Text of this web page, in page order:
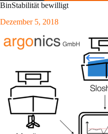
BinStabilität bewilligt
Dezember 5, 2018